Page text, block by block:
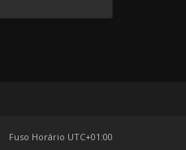
Fuso Horário UTC+01:00